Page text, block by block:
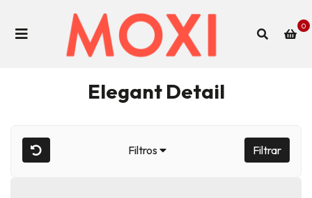
0
Elegant Detail
Filtros Filtrar